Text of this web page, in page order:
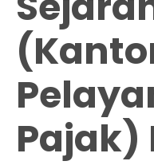
Pajak)